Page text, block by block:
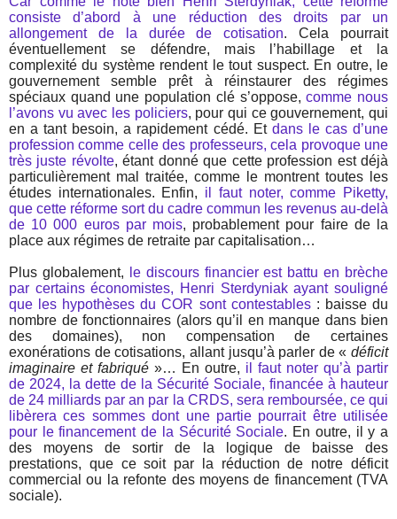
consiste d’abord à une réduction des droits par un
allongement de la durée de cotisation. Cela pourrait
éventuellement se défendre, mais l’habillage et la
complexité du système rendent le tout suspect. En outre, le
gouvernement semble prêt à réinstaurer des régimes
spéciaux quand une population clé s’oppose,comme nous
l’avons vu avec les policiers, pour qui ce gouvernement, qui
en a tant besoin, a rapidement cédé. Et dans le cas d’une
profession comme celle des professeurs, cela provoque une
très juste révolte, étant donné que cette profession est déjà
particulièrement mal traitée, comme le montrent toutes les
études internationales. Enfin, il faut noter, comme Piketty,
que cette réforme sort du cadre commun les revenus au-delà
de 10 000 euros par mois, probablement pour faire de la
place aux régimes de retraite par capitalisation…
Plus globalement,
le discours financier est battu en brèche
par certains économistes, Henri Sterdyniak ayant souligné
que les hypothèses du COR sont contestables : baisse du
nombre de fonctionnaires (alors qu’il en manque dans bien
des domaines), non compensation de certaines
exonérations de cotisations, allant jusqu’à parler de « déficit
imaginaire et fabriqué »… En outre, il faut noter qu’à partir
de 2024, la dette de la Sécurité Sociale, financée à hauteur
de 24 milliards par an par la CRDS, sera remboursée, ce qui
libèrera ces sommes dont une partie pourrait être utilisée
pour le financement de la Sécurité Sociale. En outre, il y a
des moyens de sortir de la logique de baisse des
prestations, que ce soit par la réduction de notre déficit
commercial ou la refonte des moyens de financement (TVA
sociale).